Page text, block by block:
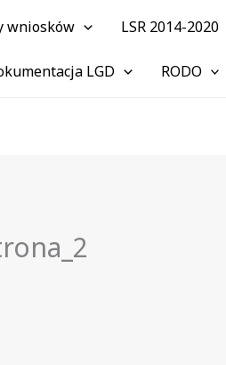
wniosków LSR 2014-2020
LGD RODO